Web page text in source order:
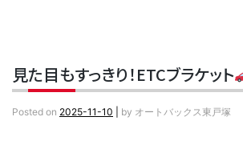
見た目もすっきり！ETCブラケット
Posted on 2025-11-10 by オートバックス東戸塚